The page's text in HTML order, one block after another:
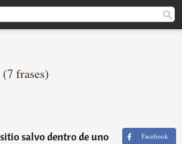
frases)
salvo dentro de uno
Facebook